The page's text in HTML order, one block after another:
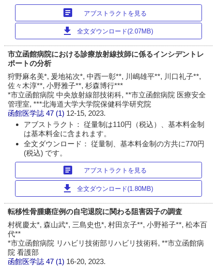
article アブストラクトを見る
download 全文ダウンロード(2.07MB)
市立函館病院における診療放射線技師に係るインシデントレ
ポートの分析
狩野麻名美*, 爰地祐次*, 中西一彰**, 川嶋雄平**, 川口礼子**,
佐々木淳**, 小野雅子**, 杉森博行***
*市立函館病院 中央放射線部技術科, **市立函館病院 医療安全
管理室, ***北海道大学大学院保健科学研究院
函館医学誌 47 (1) 12-15, 2023.
アブストラクト： 従量制は110円（税込）、基本料金制
は基本料金に含まれます。
全文ダウンロード： 従量制、基本料金制の方共に770円
(税込) です。
article アブストラクトを見る
download 全文ダウンロード(1.80MB)
転移性骨腫瘍症例の自宅退院に関わる阻害因子の調査
村梶慶太*, 森山武*, 三島史也*, 村田京子**, 小野裕子**, 松本百
代**
*市立函館病院 リハビリ技術部リハビリ技術科, **市立函館病
院 看護部
函館医学誌 47 (1) 16-20, 2023.